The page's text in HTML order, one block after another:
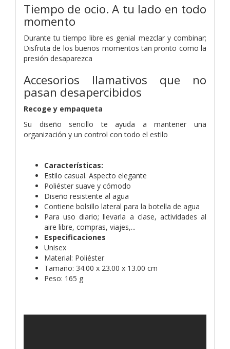
Tiempo de ocio. A tu lado en todo
momento
Durante tu tiempo libre es genial mezclar y combinar;
Disfruta de los buenos momentos tan pronto como la
presión desaparezca
Accesorios llamativos que no
pasan desapercibidos
Recoge y empaqueta
Su diseño sencillo te ayuda a mantener una
organización y un control con todo el estilo
Características:
Estilo casual. Aspecto elegante
Poliéster suave y cómodo
Diseño resistente al agua
Contiene bolsillo lateral para la botella de agua
Para uso diario; llevarla a clase, actividades al
aire libre, compras, viajes,...
Especificaciones
Unisex
Material: Poliéster
Tamaño: 34.00 x 23.00 x 13.00 cm
Peso: 165 g